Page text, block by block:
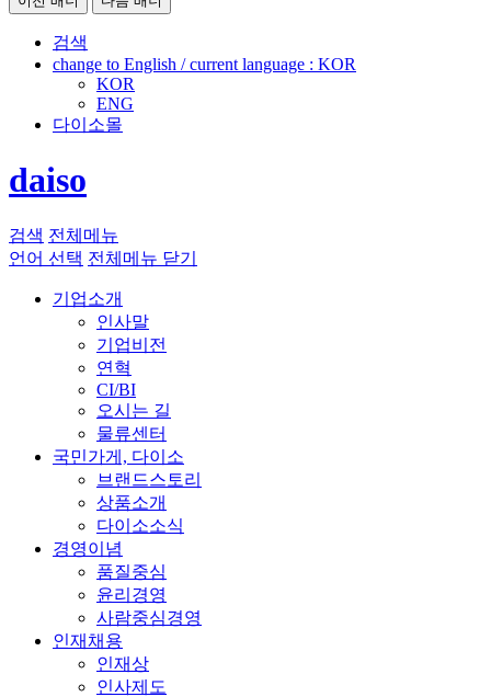
검색
change to English / current language : KOR
KOR
ENG
다이소몰
daiso
검색 전체메뉴
언어 선택 전체메뉴 닫기
기업소개
인사말
기업비전
연혁
CI/BI
오시는 길
물류센터
국민가게, 다이소
브랜드스토리
상품소개
다이소소식
경영이념
품질중심
윤리경영
사람중심경영
인재채용
인재상
인사제도